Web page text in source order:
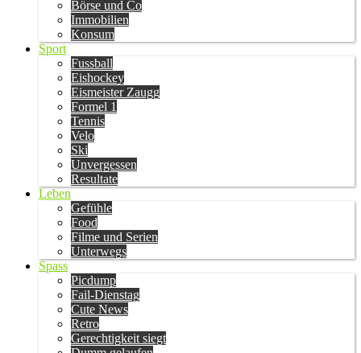
Börse und Co
Immobilien
Konsum
Sport
Fussball
Eishockey
Eismeister Zaugg
Formel 1
Tennis
Velo
Ski
Unvergessen
Resultate
Leben
Gefühle
Food
Filme und Serien
Unterwegs
Spass
Picdump
Fail-Dienstag
Cute News
Retro
Gerechtigkeit siegt